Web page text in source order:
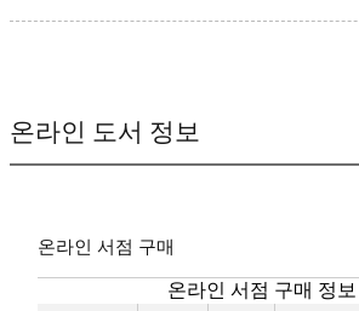
온라인 도서 정보
온라인 서점 구매
온라인 서점 구매 정보